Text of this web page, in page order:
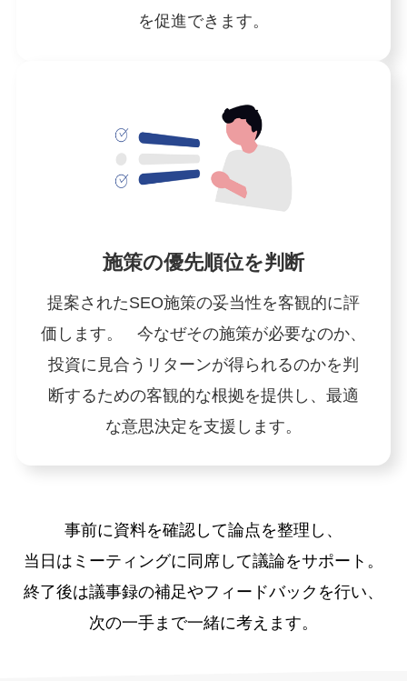
を促進できます。
施策の優先順位を判断
提案されたSEO施策の妥当性を客観的に評
価します。 今なぜその施策が必要なのか、
投資に見合うリターンが得られるのかを判
断するための客観的な根拠を提供し、最適
な意思決定を支援します。
事前に資料を確認して論点を整理し、
当日はミーティングに同席して議論をサポート。
終了後は議事録の補足やフィードバックを行い、
次の一手まで一緒に考えます。